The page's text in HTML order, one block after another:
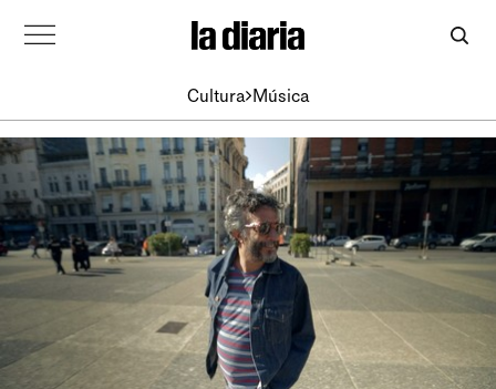
Cultura Música